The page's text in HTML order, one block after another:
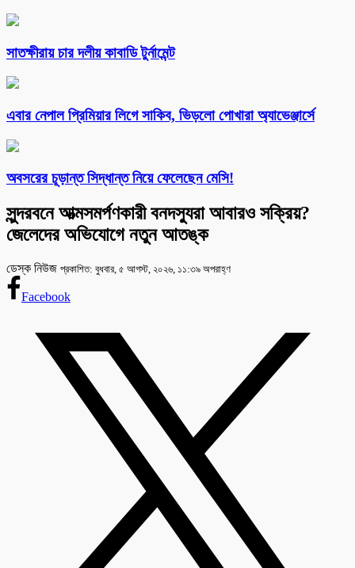
সাতক্ষীরায় চার দলীয় কাবাডি টুর্নামেন্ট
এবার নেপাল প্রিমিয়ার লিগে সাকিব, ভিড়লো পোখারা অ্যাভেঞ্জার্সে
অবসরের চূড়ান্ত সিদ্ধান্ত নিয়ে ফেলেছেন মেসি!
সুন্দরবনে আত্মসমর্পণকারী বনদস্যুরা আবারও সক্রিয়?
জেলেদের অভিযোগে নতুন আতঙ্ক
ডেস্ক নিউজ প্রকাশিত: বুধবার, ৫ আগস্ট, ২০২৬, ১১:৩৯ অপরাহ্ণ
Facebook